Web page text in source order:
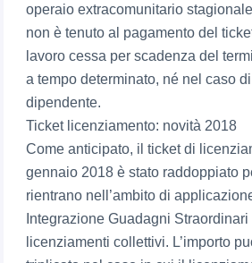
operaio extracomunitario
non è tenuto al pagamento del
lavoro cessa per scadenza del
a tempo determinato, né nel caso
dipendente.
Ticket licenziamento: novità 2018
Come anticipato, il ticket di
gennaio 2018 è stato raddoppiato
rientrano nell’ambito di
Integrazione Guadagni
licenziamenti collettivi. L’importo